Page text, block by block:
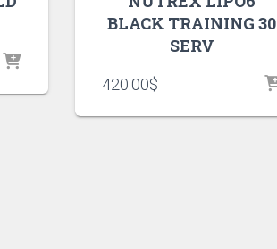
BLACK TRAINING 30
SERV
420.00$